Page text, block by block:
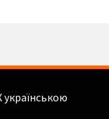
🧒
👦
👧
👨‍⚕️
👩‍⚕️
українською